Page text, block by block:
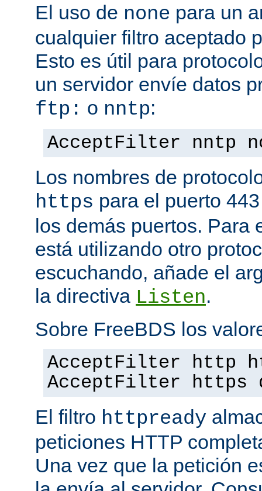
El uso de none para un
cualquier filtro aceptado
Esto es útil para
un servidor envíe datos
ftp: o nntp:
AcceptFilter nntp
Los nombres de
https para el puerto
los demás puertos. Para
está utilizando otro
escuchando, añade el
la directiva Listen.
Sobre FreeBDS los
AcceptFilter http
AcceptFilter https
El filtro httpready
peticiones HTTP
Una vez que la petición